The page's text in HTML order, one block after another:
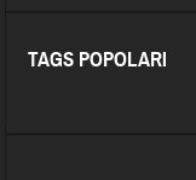
TAGS POPOLARI